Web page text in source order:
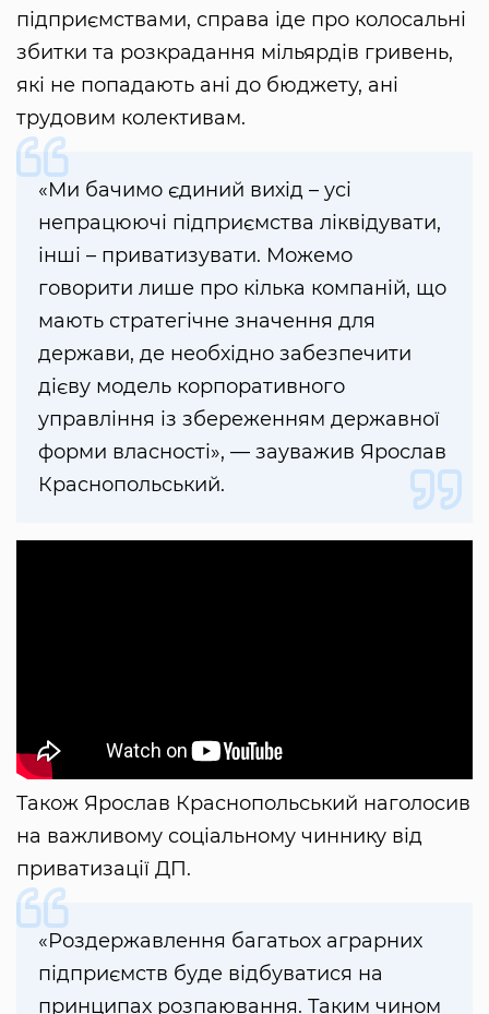
підприємствами, справа іде про колосальні
збитки та розкрадання мільярдів гривень,
які не попадають ані до бюджету, ані
трудовим колективам.
«Ми бачимо єдиний вихід – усі
непрацюючі підприємства ліквідувати,
інші – приватизувати. Можемо
говорити лише про кілька компаній, що
мають стратегічне значення для
держави, де необхідно забезпечити
дієву модель корпоративного
управління із збереженням державної
форми власності», — зауважив Ярослав
Краснопольський.
Також Ярослав Краснопольський наголосив
на важливому соціальному чиннику від
приватизації ДП.
«Роздержавлення багатьох аграрних
підприємств буде відбуватися на
принципах розпаювання. Таким чином